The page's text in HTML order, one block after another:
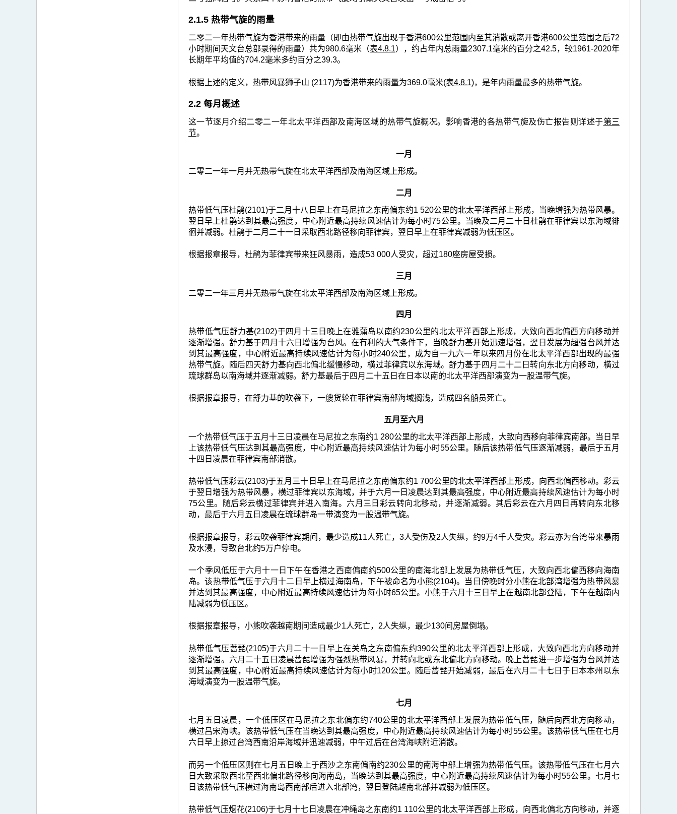
2.1.5 热带气旋的雨量
二零二一年热带气旋为香港带来的雨量（即由热带气旋出现于香港600公里范围内至其消散或离开香港600公里范围之后72
小时期间天文台总部录得的雨量）共为980.6毫米（表4.8.1），约占年内总雨量2307.1毫米的百分之42.5，较1961-2020年
长期年平均值的704.2毫米多约百分之39.3。
根据上述的定义，热带风暴狮子山 (2117)为香港带来的雨量为369.0毫米(表4.8.1)，是年内雨量最多的热带气旋。
2.2 每月概述
这一节逐月介绍二零二一年北太平洋西部及南海区域的热带气旋概况。影响香港的各热带气旋及伤亡报告则详述于第三
节。
一月
二零二一年一月并无热带气旋在北太平洋西部及南海区域上形成。
二月
热带低气压杜鹃(2101)于二月十八日早上在马尼拉之东南偏东约1 520公里的北太平洋西部上形成，当晚增强为热带风暴。
翌日早上杜鹃达到其最高强度，中心附近最高持续风速估计为每小时75公里。当晚及二月二十日杜鹃在菲律宾以东海域徘
徊并减弱。杜鹃于二月二十一日采取西北路径移向菲律宾，翌日早上在菲律宾减弱为低压区。
根据报章报导，杜鹃为菲律宾带来狂风暴雨，造成53 000人受灾，超过180座房屋受损。
三月
二零二一年三月并无热带气旋在北太平洋西部及南海区域上形成。
四月
热带低气压舒力基(2102)于四月十三日晚上在雅蒲岛以南约230公里的北太平洋西部上形成，大致向西北偏西方向移动并
逐渐增强。舒力基于四月十六日增强为台风。在有利的大气条件下，当晚舒力基开始迅速增强，翌日发展为超强台风并达
到其最高强度，中心附近最高持续风速估计为每小时240公里，成为自一九六一年以来四月份在北太平洋西部出现的最强
热带气旋。随后四天舒力基向西北偏北缓慢移动，横过菲律宾以东海域。舒力基于四月二十二日转向东北方向移动，横过
琉球群岛以南海域并逐渐减弱。舒力基最后于四月二十五日在日本以南的北太平洋西部演变为一股温带气旋。
根据报章报导，在舒力基的吹袭下，一艘货轮在菲律宾南部海域搁浅，造成四名船员死亡。
五月至六月
一个热带低气压于五月十三日凌晨在马尼拉之东南约1 280公里的北太平洋西部上形成，大致向西移向菲律宾南部。当日早
上该热带低气压达到其最高强度，中心附近最高持续风速估计为每小时55公里。随后该热带低气压逐渐减弱，最后于五月
十四日凌晨在菲律宾南部消散。
热带低气压彩云(2103)于五月三十日早上在马尼拉之东南偏东约1 700公里的北太平洋西部上形成，向西北偏西移动。彩云
于翌日增强为热带风暴，横过菲律宾以东海域，并于六月一日凌晨达到其最高强度，中心附近最高持续风速估计为每小时
75公里。随后彩云横过菲律宾并进入南海。六月三日彩云转向北移动，并逐渐减弱。其后彩云在六月四日再转向东北移
动，最后于六月五日凌晨在琉球群岛一带演变为一股温带气旋。
根据报章报导，彩云吹袭菲律宾期间，最少造成11人死亡，3人受伤及2人失纵，约9万4千人受灾。彩云亦为台湾带来暴雨
及水浸，导致台北约5万户停电。
一个季风低压于六月十一日下午在香港之西南偏南约500公里的南海北部上发展为热带低气压，大致向西北偏西移向海南
岛。该热带低气压于六月十二日早上横过海南岛，下午被命名为小熊(2104)。当日傍晚时分小熊在北部湾增强为热带风暴
并达到其最高强度，中心附近最高持续风速估计为每小时65公里。小熊于六月十三日早上在越南北部登陆，下午在越南内
陆减弱为低压区。
根据报章报导，小熊吹袭越南期间造成最少1人死亡，2人失纵，最少130间房屋倒塌。
热带低气压蔷琵(2105)于六月二十一日早上在关岛之东南偏东约390公里的北太平洋西部上形成，大致向西北方向移动并
逐渐增强。六月二十五日凌晨蔷琵增强为强烈热带风暴，并转向北或东北偏北方向移动。晚上蔷琵进一步增强为台风并达
到其最高强度，中心附近最高持续风速估计为每小时120公里。随后蔷琵开始减弱，最后在六月二十七日于日本本州以东
海域演变为一股温带气旋。
七月
七月五日凌晨，一个低压区在马尼拉之东北偏东约740公里的北太平洋西部上发展为热带低气压，随后向西北方向移动，
横过吕宋海峡。该热带低气压在当晚达到其最高强度，中心附近最高持续风速估计为每小时55公里。该热带低气压在七月
六日早上掠过台湾西南沿岸海域并迅速减弱，中午过后在台湾海峡附近消散。
而另一个低压区则在七月五日晚上于西沙之东南偏南约230公里的南海中部上增强为热带低气压。该热带低气压在七月六
日大致采取西北至西北偏北路径移向海南岛，当晚达到其最高强度，中心附近最高持续风速估计为每小时55公里。七月七
日该热带低气压横过海南岛西南部后进入北部湾，翌日登陆越南北部并减弱为低压区。
热带低气压烟花(2106)于七月十七日凌晨在冲绳岛之东南约1 110公里的北太平洋西部上形成，向西北偏北方向移动，并逐